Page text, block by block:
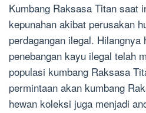
Kumbang Raksasa Titan saat
kepunahan akibat perusakan
perdagangan ilegal. Hilangnya
penebangan kayu ilegal telah
populasi kumbang Raksasa
permintaan akan kumbang
hewan koleksi juga menjadi